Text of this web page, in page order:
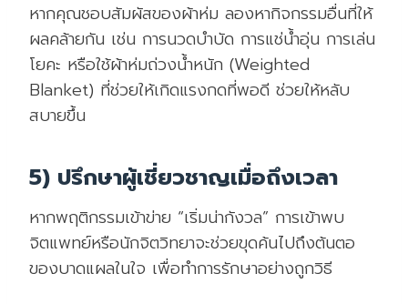
หากคุณชอบสัมผัสของผ้าห่ม ลองหากิจกรรมอื่นที่ให้
ผลคล้ายกัน เช่น การนวดบำบัด การแช่น้ำอุ่น การเล่น
โยคะ หรือใช้ผ้าห่มถ่วงน้ำหนัก (Weighted
Blanket) ที่ช่วยให้เกิดแรงกดที่พอดี ช่วยให้หลับ
สบายขึ้น
5) ปรึกษาผู้เชี่ยวชาญเมื่อถึงเวลา
หากพฤติกรรมเข้าข่าย “เริ่มน่ากังวล” การเข้าพบ
จิตแพทย์หรือนักจิตวิทยาจะช่วยขุดค้นไปถึงต้นตอ
ของบาดแผลในใจ เพื่อทำการรักษาอย่างถูกวิธี